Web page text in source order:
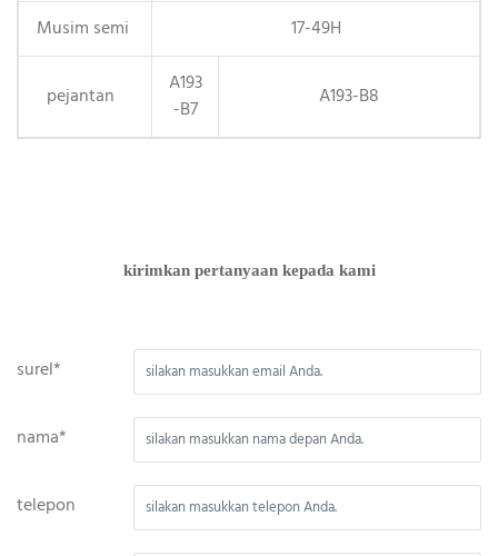
Musim semi
17-49H
pejantan
A193
-B7
A193-B8
kirimkan pertanyaan kepada kami
surel*
nama*
telepon